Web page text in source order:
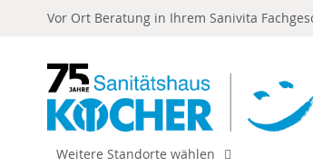
Vor Ort Beratung in Ihrem Sanivita
Weitere Standorte wählen